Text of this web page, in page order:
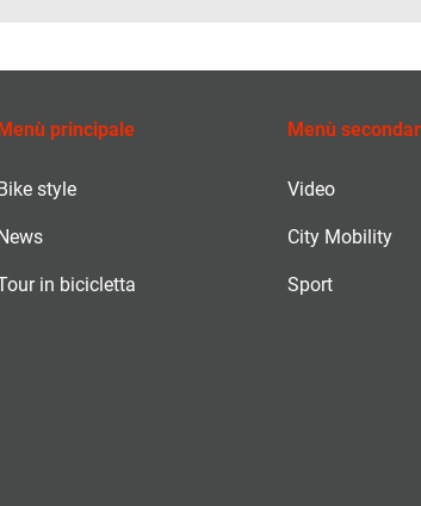
principale
style
in bicicletta
Menù
Video
City Mobility
Sport